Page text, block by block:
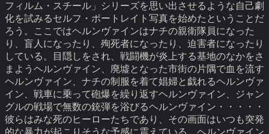
フィルム・スチール」シリーズを思い出させるような自己劇
化を試みるセルフ・ポートレイト写真を始めたということだ
ろう。ここではヘルンヴァインはナチの親衛隊員になった
り、盲人になったり、殉死者になったり、迫害者になったり
している。目隠しをされ、戦闘機が炎上する基地のなかをさ
まようヘルンヴァイン、廃墟となった市街の片隅で血を流す
ヘルンヴァイン、ナチの制服を着て娼婦と戯れるヘルンヴァ
イン、戦車に乗って砲爆を繰り返すヘルンヴァイン、ジャン
グルの戦場で無数の銃弾を浴びるヘルンヴァイン・・・・・
彼らはみな死のヒーローたちであり、その画面はいつも突発
的な暴力が起こりそうな予感に震えている。 ヘルンヴァイン